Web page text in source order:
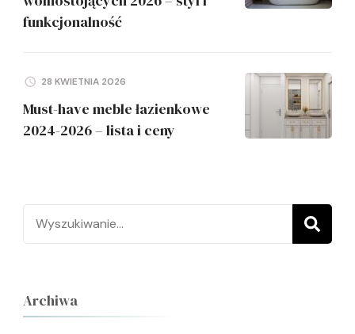
funkcjonalność
28 KWIETNIA 2026
Must-have meble łazienkowe
2024-2026 – lista i ceny
Szukaj:
Archiwa